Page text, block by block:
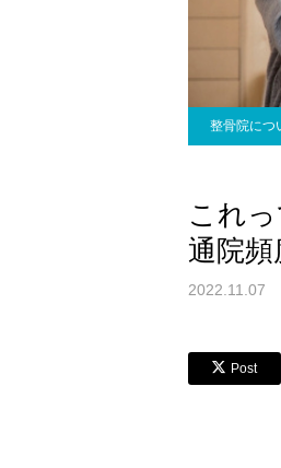
整骨院につ
これ
通院
2022.11.07
Post